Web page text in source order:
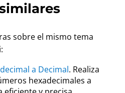
sobre el mismo tema
a Decimal. Realiza
hexadecimales a